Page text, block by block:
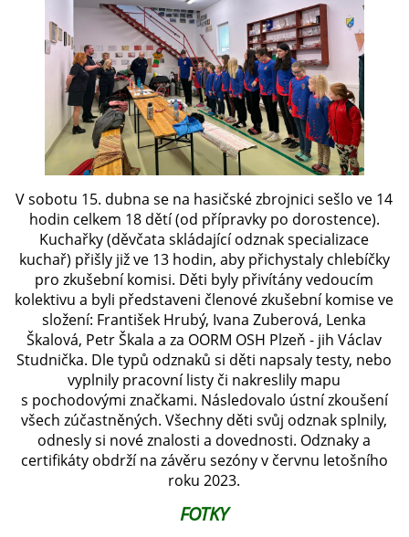
ARCHIV
SH ČMS - SDH STŘÍŽOVICE
Střížovice 157, 332 07
IČO: 49183516
číslo účtu: 193707116/0300
Starosta sboru: Vladimír Plic
tel: +420 603 789 645
email: PlicVlada@seznam.cz
© 2026 eStránky.cz | Tisk|Aktualizováno: 5. 8. 2026 |Nahoru ↑
V sobotu 15. dubna se na hasičské zbrojnici sešlo ve 14
hodin celkem 18 dětí (od přípravky po dorostence).
Kuchařky (děvčata skládající odznak specializace
kuchař) přišly již ve 13 hodin, aby přichystaly chlebíčky
pro zkušební komisi. Děti byly přivítány vedoucím
kolektivu a byli představeni členové zkušební komise ve
složení: František Hrubý, Ivana Zuberová, Lenka
Škalová, Petr Škala a za OORM OSH Plzeň - jih Václav
Studnička. Dle typů odznaků si děti napsaly testy, nebo
vyplnily pracovní listy či nakreslily mapu
s pochodovými značkami. Následovalo ústní zkoušení
všech zúčastněných. Všechny děti svůj odznak splnily,
odnesly si nové znalosti a dovednosti. Odznaky a
certifikáty obdrží na závěru sezóny v červnu letošního
roku 2023.
FOTKY